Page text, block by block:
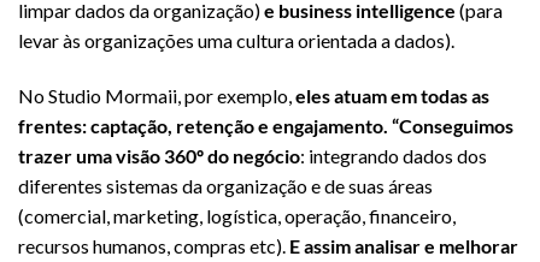
limpar dados da organização)e business intelligence (para
levar às organizações uma cultura orientada a dados).
No Studio Mormaii, por exemplo, eles atuam em todas as
frentes: captação, retenção e engajamento. “Conseguimos
trazer uma visão 360º do negócio: integrando dados dos
diferentes sistemas da organização e de suas áreas
(comercial, marketing, logística, operação, financeiro,
recursos humanos, compras etc). E assim analisar e melhorar